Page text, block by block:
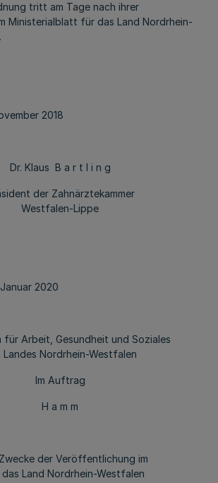
tritt am Tage nach ihrer
Ministerialblatt für das Land Nordrhein-
2018
Dr. Klaus B a r t l i n g
der Zahnärztekammer
Westfalen-Lippe
2020
für Arbeit, Gesundheit und Soziales
Landes Nordrhein-Westfalen
Im Auftrag
H a m m
der Veröffentlichung im
Land Nordrhein-Westfalen